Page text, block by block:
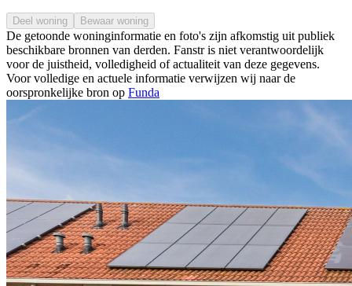
Deel woning Bewaar woning
De getoonde woninginformatie en foto's zijn afkomstig uit publiek
beschikbare bronnen van derden. Fanstr is niet verantwoordelijk
voor de juistheid, volledigheid of actualiteit van deze gegevens.
Voor volledige en actuele informatie verwijzen wij naar de
oorspronkelijke bron op Funda